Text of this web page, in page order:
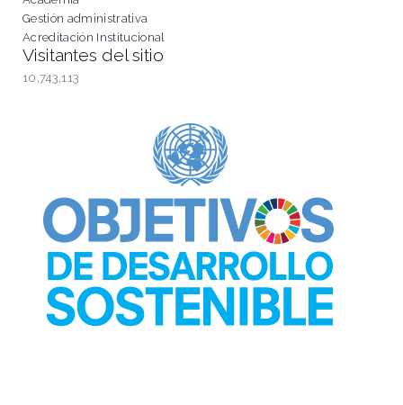
Gestión administrativa
Acreditación Institucional
Visitantes del sitio
10,743,113